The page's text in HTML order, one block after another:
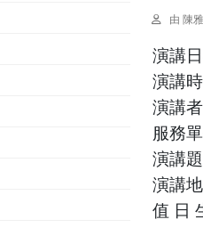
由 陳
演講
演講
演講者
服務
演講題
演講
值 日